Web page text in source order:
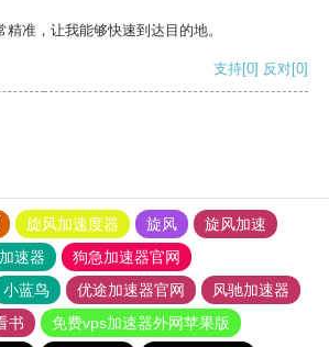
准，让我能够快速到达目的地。
支持[0] 反对[0]
旋风加速度器 旋风
旋风加速
速器
狗急加速器官网
小蓝鸟 优途加速器官网
风驰加速器
书 免费vps加速器外网苹果版